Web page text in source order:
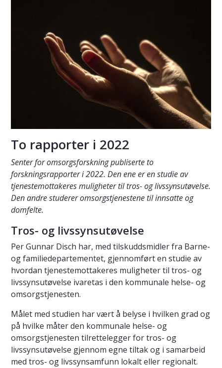
To rapporter i 2022
Senter for omsorgsforskning publiserte to
forskningsrapporter i 2022. Denene er en studie av
tjenestemottakeres muligheter til tros- og livssynsutøvelse.
Den andre studerer omsorgstjenestene til innsatte og
domfelte.
Tros- og livssynsutøvelse
Per Gunnar Disch har, med tilskuddsmidler fra Barne-
og familiedepartementet, gjennomført en studie av
hvordan tjenestemottakeres muligheter til tros- og
livssynsutøvelse ivaretas i den kommunale helse- og
omsorgstjenesten.
Målet med studien har vært å belyse i hvilken grad og
på hvilke måter den kommunale helse- og
omsorgstjenesten tilrettelegger for tros- og
livssynsutøvelse gjennom egne tiltak og i samarbeid
med tros- og livssynsamfunn lokalt eller regionalt.